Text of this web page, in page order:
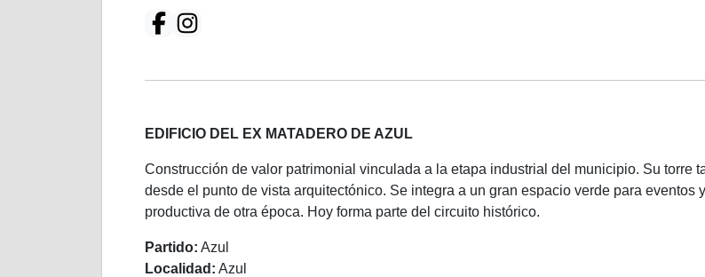
EDIFICIO DEL EX MATADERO DE AZUL
Construcción de valor patrimonial vinculada a la etapa industrial del municipio. Su torre
desde el punto de vista arquitectónico. Se integra a un gran espacio verde para
productiva de otra época. Hoy forma parte del circuito histórico.
Partido: Azul
Localidad: Azul